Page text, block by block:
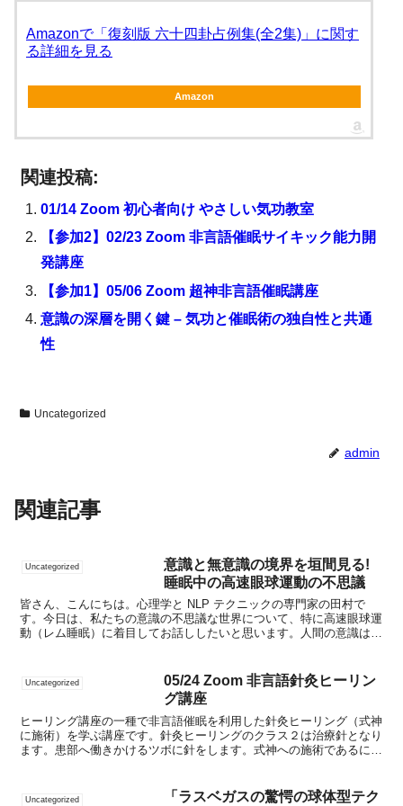
Amazonで「復刻版 六十四卦占例集(全2集)」に関す
る詳細を見る
Amazon
関連投稿:
01/14 Zoom 初心者向け やさしい気功教室
【参加2】02/23 Zoom 非言語催眠サイキック能力開
発講座
【参加1】05/06 Zoom 超神非言語催眠講座
意識の深層を開く鍵 – 気功と催眠術の独自性と共通
性
Uncategorized
admin
関連記事
Uncategorized
意識と無意識の境界を垣間見る!
睡眠中の高速眼球運動の不思議
皆さん、こんにちは。心理学と NLP テクニックの専門家の田村で
す。今日は、私たちの意識の不思議な世界について、特に高速眼球運
動（レム睡眠）に着目してお話ししたいと思います。人間の意識は、
Uncategorized
05/24 Zoom 非言語針灸ヒーリン
グ講座
ヒーリング講座の一種で非言語催眠を利用した針灸ヒーリング（式神
に施術）を学ぶ講座です。針灸ヒーリングのクラス２は治療針となり
ます。患部へ働きかけるツボに針をします。式神への施術であるにも
Uncategorized
「ラスベガスの驚愕の球体型テク